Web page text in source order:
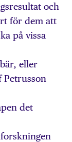
och
för dem att
på vissa
eller
Petrusson
det